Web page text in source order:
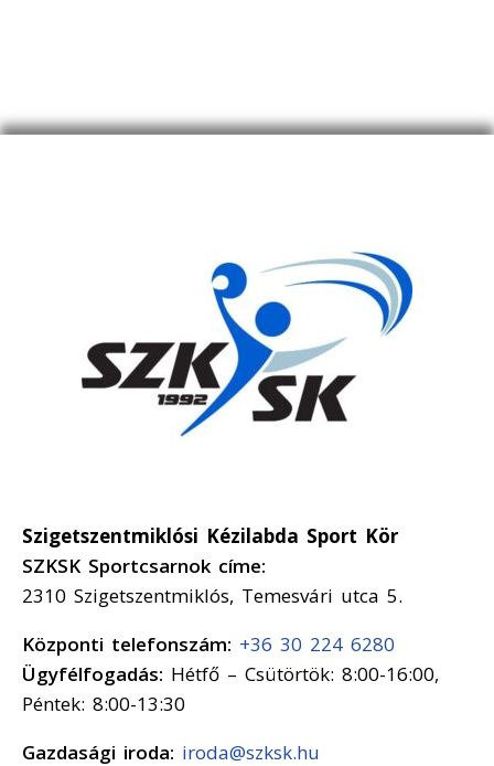
Szigetszentmiklósi Kézilabda Sport Kör
SZKSK Sportcsarnok címe:
2310 Szigetszentmiklós, Temesvári utca 5.
Központi telefonszám: +36 30 224 6280
Ügyfélfogadás: Hétfő – Csütörtök: 8:00-16:00,
Péntek: 8:00-13:30
Gazdasági iroda: iroda@szksk.hu